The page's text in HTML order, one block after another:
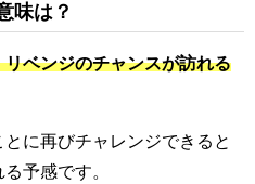
味は？
ベンジのチャンスが訪れる
に再びチャレンジできると
予感です。